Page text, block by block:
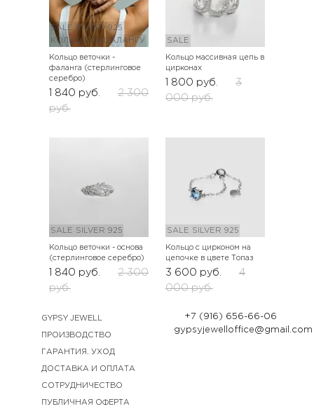
SALE SILVER 925
КОЛЬЦО НА ФАЛАНГУ
Кольцо веточки -
фаланга (стерлинговое
серебро)
1 840 руб.
2 300
руб.
SALE
Кольцо массивная цепь в
цирконах
1 800 руб.
3
000 руб.
SALE SILVER 925
Кольцо веточки - основа
(стерлинговое серебро)
1 840 руб.
2 300
руб.
SALE SILVER 925
Кольцо с цирконом на
цепочке в цвете Топаз
3 600 руб.
4
000 руб.
GYPSY JEWELL
ПРОИЗВОДСТВО
ГАРАНТИЯ. УХОД
ДОСТАВКА И ОПЛАТА
СОТРУДНИЧЕСТВО
ПУБЛИЧНАЯ ОФЕРТА
+7 (916) 656-66-06
gypsyjewelloffice@gmail.com